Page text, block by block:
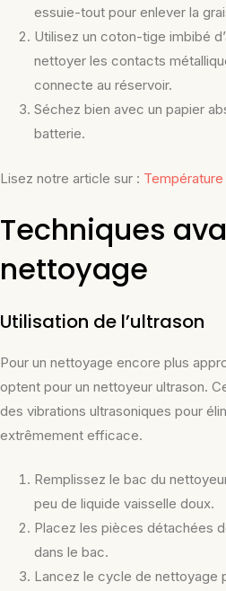
essuie-tout pour enlever la
Utilisez un coton-tige imbibé
nettoyer les contacts
connecte au réservoir.
Séchez bien avec un papier
batterie.
Lisez notre article sur :
Techniques
nettoyage
Utilisation de l’ultrason
Pour un nettoyage encore plus
optent pour un nettoyeur ultrason.
des vibrations ultrasoniques pour
extrêmement efficace.
Remplissez le bac du
peu de liquide vaisselle doux.
Placez les pièces détachées
dans le bac.
Lancez le cycle de nettoyage